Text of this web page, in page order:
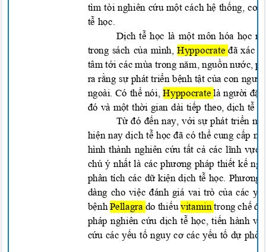
tìm tòi nghiên cứu một cách hệ thống, cơ
tễ học.
Dịch tễ học là một môn hóa học
trong sách của mình,Hyppocrateđã xác
tâm tới các mùa trong năm, nguồn nước,
ra rằng sự phát triển bệnh tật của con
ngoài. Có thể nói,Hyppocratelà người đặt
đó và một thời gian dài tiếp theo, dịch tễ
Từ đó đến nay, với sự phát triển
hiện nay dịch tễ học đã có thể cung cấp
hình thành nghiên cứu tất cả các lĩnh
chú ý nhất là các phương pháp thiết kế
phân tích các dữ kiện dịch tễ học.
dàng cho việc đánh giá vai trò của các
bệnhPellagra do thiếuvitamintrong chế
pháp nghiên cứu dịch tễ học, tiến hành
cứu các yếu tố nguy cơ các yếu tố dự